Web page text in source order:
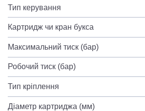
Тип керування
Картридж чи кран букса
Максимальний тиск (бар)
Робочий тиск (бар)
Тип кріплення
Діаметр картриджа (мм)